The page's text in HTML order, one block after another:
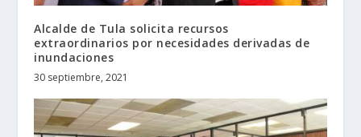
Alcalde de Tula solicita recursos
extraordinarios por necesidades derivadas de
inundaciones
30 septiembre, 2021